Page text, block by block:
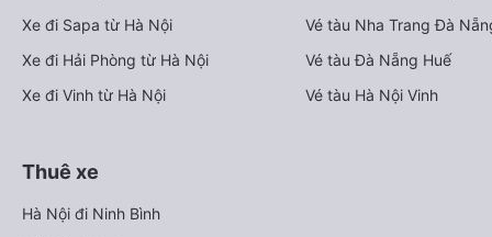
Xe đi Sapa từ Hà Nội
Xe đi Hải Phòng từ Hà Nội
Xe đi Vinh từ Hà Nội
Vé tàu Nha Trang Đà
Vé tàu Đà Nẵng Huế
Vé tàu Hà Nội Vinh
Thuê xe
Hà Nội đi Ninh Bình